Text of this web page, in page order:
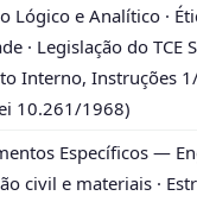
Lógico e Analítico ·
· Legislação do TCE
Interno, Instruções
10.261/1968)
Específicos —
civil e materiais ·